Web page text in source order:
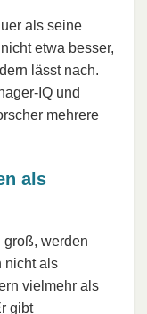
als seine
etwa besser,
lässt nach.
IQ und
mehrere
als
groß, werden
nicht als
vielmehr als
gibt